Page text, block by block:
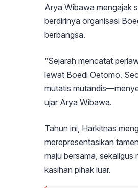
Arya Wibawa mengajak
berdirinya organisasi
berbangsa.
“Sejarah mencatat
lewat Boedi Oetomo.
mutatis
ujar Arya Wibawa.
Tahun ini, Harkitnas
merepresentasikan
maju bersama,
kasihan pihak luar.